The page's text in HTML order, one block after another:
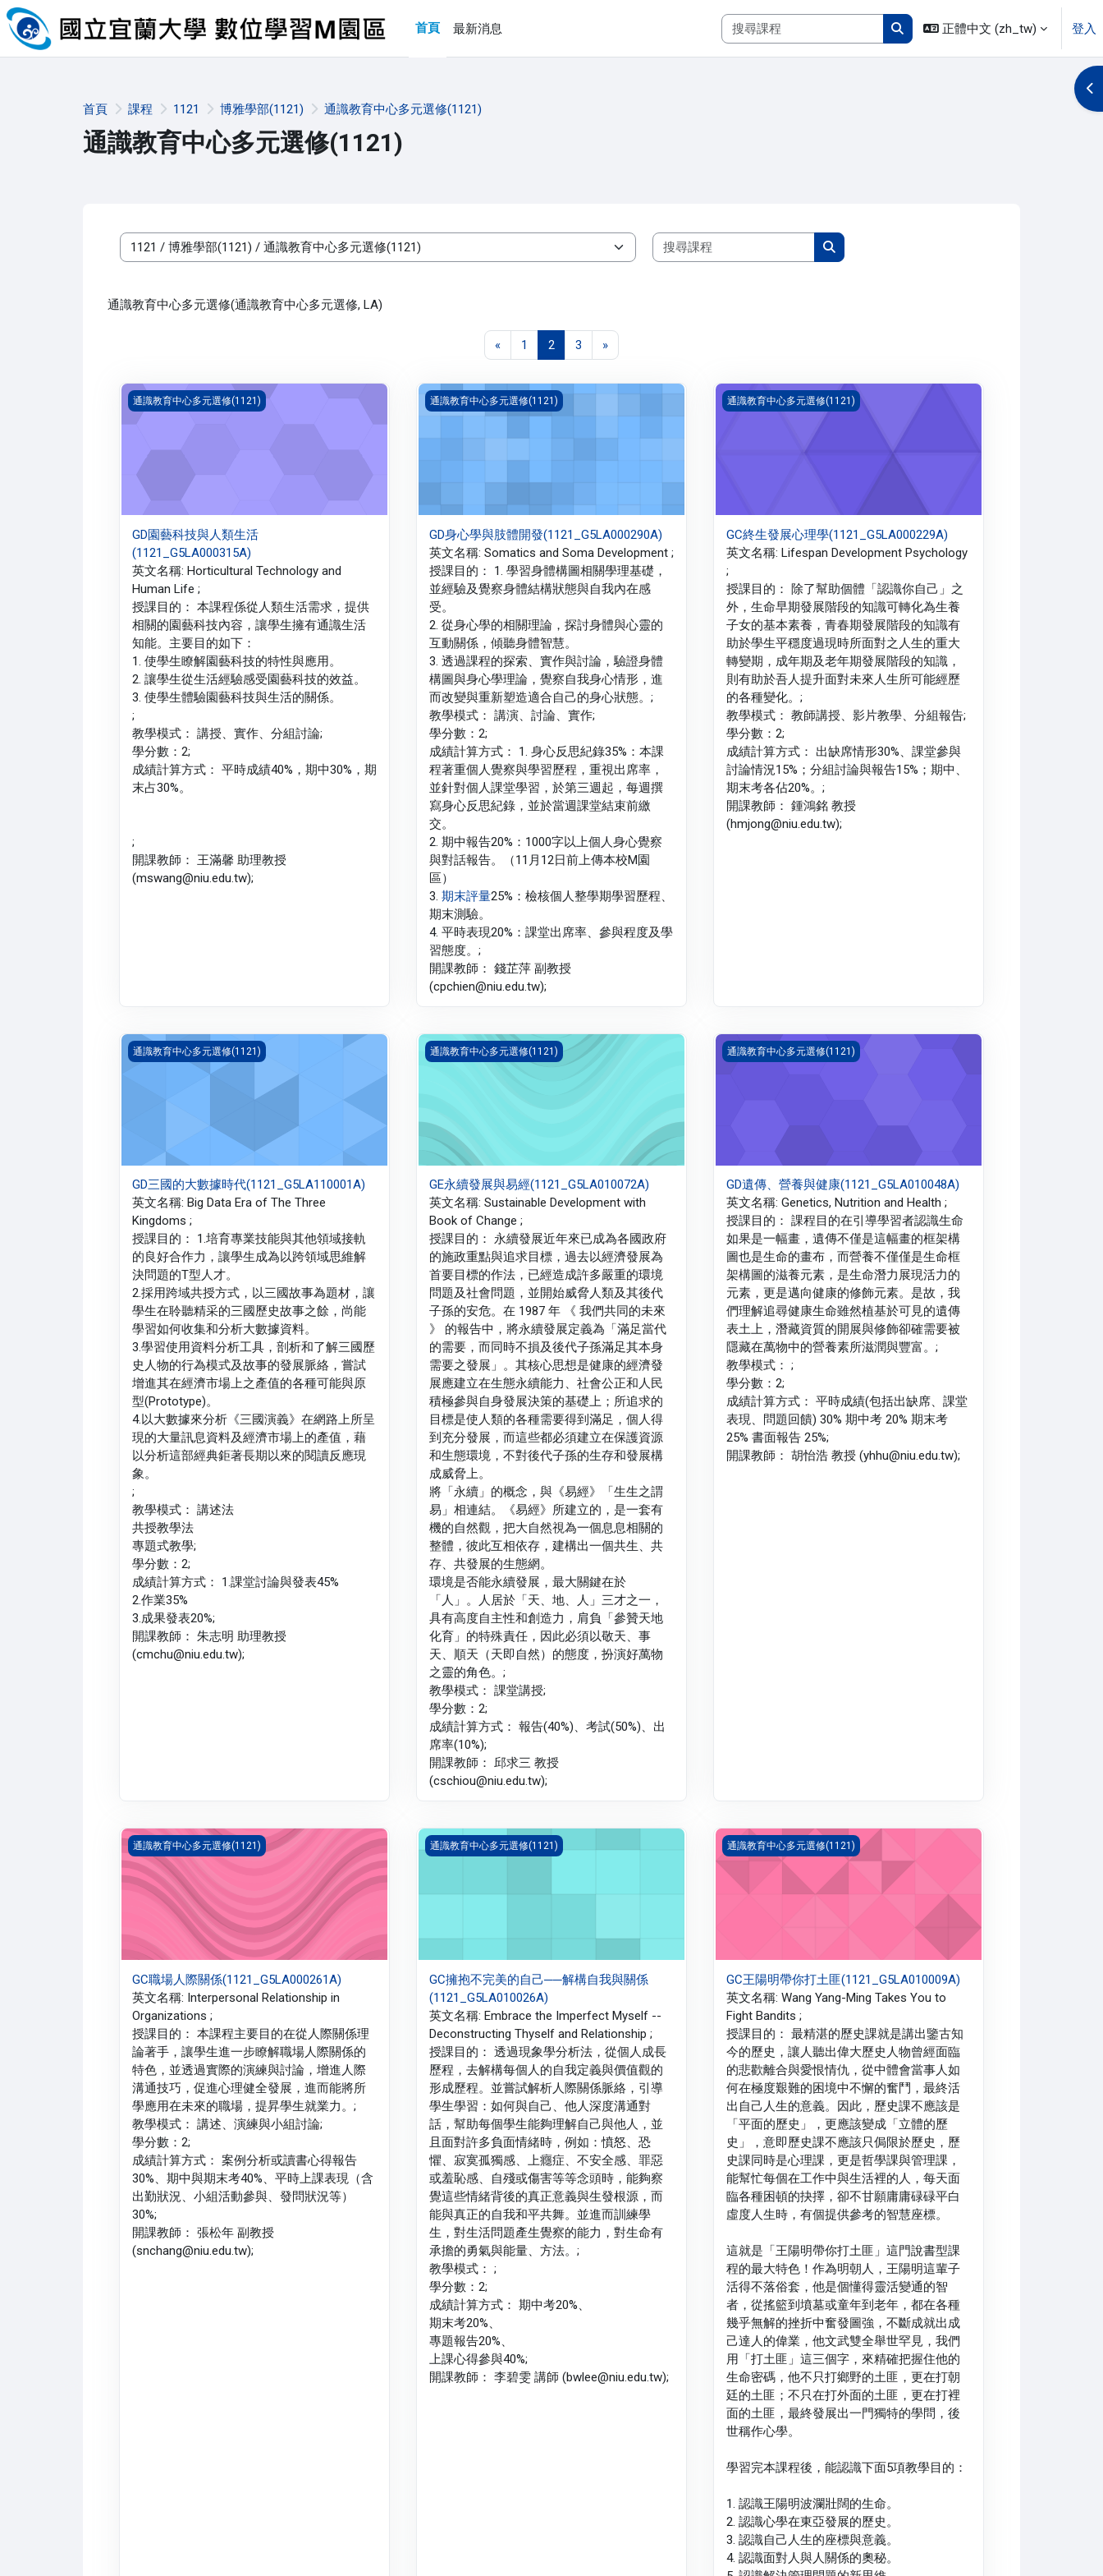
跳至主內容
首頁
最新消息
搜尋課程
搜尋課程
正體中文 ‎(zh_tw)‎ 登入
首頁 課程 1121 博雅學部(1121) 通識教育中心多元選修(1121)
通識教育中心多元選修(1121)
開
課程類別
搜尋課程
搜尋課程
通識教育中心多元選修(通識教育中心多元選修, LA)
«上一頁
1 第 1 頁
2第 2 頁
3第 3 頁
»下一頁
GD園藝科技與人類生活(1121_G5LA000315A)
通識教育中心多元選修(1121)
GD園藝科技與人類生活
(1121_G5LA000315A)
英文名稱: Horticultural Technology and
Human Life ;
授課目的： 本課程係從人類生活需求，提供
相關的園藝科技內容，讓學生擁有通識生活
知能。主要目的如下：
1. 使學生瞭解園藝科技的特性與應用。
2. 讓學生從生活經驗感受園藝科技的效益。
3. 使學生體驗園藝科技與生活的關係。
;
教學模式： 講授、實作、分組討論;
學分數：2;
成績計算方式： 平時成績40%，期中30%，期
末占30%。
;
開課教師： 王滿馨 助理教授
(mswang@niu.edu.tw);
GD身心學與肢體開發(1121_G5LA000290A)
通識教育中心多元選修(1121)
GD身心學與肢體開發(1121_G5LA000290A)
英文名稱: Somatics and Soma Development ;
授課目的： 1. 學習身體構圖相關學理基礎，
並經驗及覺察身體結構狀態與自我內在感
受。
2. 從身心學的相關理論，探討身體與心靈的
互動關係，傾聽身體智慧。
3. 透過課程的探索、實作與討論，驗證身體
構圖與身心學理論，覺察自我身心情形，進
而改變與重新塑造適合自己的身心狀態。;
教學模式： 講演、討論、實作;
學分數：2;
成績計算方式： 1. 身心反思紀錄35%：本課
程著重個人覺察與學習歷程，重視出席率，
並針對個人課堂學習，於第三週起，每週撰
寫身心反思紀錄，並於當週課堂結束前繳
交。
2. 期中報告20%：1000字以上個人身心覺察
與對話報告。（11月12日前上傳本校M園
區）
3. 期末評量25%：檢核個人整學期學習歷程、
期末測驗。
4. 平時表現20%：課堂出席率、參與程度及學
習態度。;
開課教師： 錢芷萍 副教授
(cpchien@niu.edu.tw);
GC終生發展心理學(1121_G5LA000229A)
通識教育中心多元選修(1121)
GC終生發展心理學(1121_G5LA000229A)
英文名稱: Lifespan Development Psychology
;
授課目的： 除了幫助個體「認識你自己」之
外，生命早期發展階段的知識可轉化為生養
子女的基本素養，青春期發展階段的知識有
助於學生平穩度過現時所面對之人生的重大
轉變期，成年期及老年期發展階段的知識，
則有助於吾人提升面對未來人生所可能經歷
的各種變化。;
教學模式： 教師講授、影片教學、分組報告;
學分數：2;
成績計算方式： 出缺席情形30%、課堂參與
討論情況15%；分組討論與報告15%；期中、
期末考各佔20%。;
開課教師： 鍾鴻銘 教授
(hmjong@niu.edu.tw);
GD三國的大數據時代(1121_G5LA110001A)
通識教育中心多元選修(1121)
GD三國的大數據時代(1121_G5LA110001A)
英文名稱: Big Data Era of The Three
Kingdoms ;
授課目的： 1.培育專業技能與其他領域接軌
的良好合作力，讓學生成為以跨領域思維解
決問題的T型人才。
2.採用跨域共授方式，以三國故事為題材，讓
學生在聆聽精采的三國歷史故事之餘，尚能
學習如何收集和分析大數據資料。
3.學習使用資料分析工具，剖析和了解三國歷
史人物的行為模式及故事的發展脈絡，嘗試
增進其在經濟市場上之產值的各種可能與原
型(Prototype)。
4.以大數據來分析《三國演義》在網路上所呈
現的大量訊息資料及經濟市場上的產值，藉
以分析這部經典鉅著長期以來的閱讀反應現
象。
;
教學模式： 講述法
共授教學法
專題式教學;
學分數：2;
成績計算方式： 1.課堂討論與發表45%
2.作業35%
3.成果發表20%;
開課教師： 朱志明 助理教授
(cmchu@niu.edu.tw);
GE永續發展與易經(1121_G5LA010072A)
通識教育中心多元選修(1121)
GE永續發展與易經(1121_G5LA010072A)
英文名稱: Sustainable Development with
Book of Change ;
授課目的： 永續發展近年來已成為各國政府
的施政重點與追求目標，過去以經濟發展為
首要目標的作法，已經造成許多嚴重的環境
問題及社會問題，並開始威脅人類及其後代
子孫的安危。在 1987 年 《 我們共同的未來
》 的報告中，將永續發展定義為「滿足當代
的需要，而同時不損及後代子孫滿足其本身
需要之發展」。其核心思想是健康的經濟發
展應建立在生態永續能力、社會公正和人民
積極參與自身發展決策的基礎上；所追求的
目標是使人類的各種需要得到滿足，個人得
到充分發展，而這些都必須建立在保護資源
和生態環境，不對後代子孫的生存和發展構
成威脅上。
將「永續」的概念，與《易經》「生生之謂
易」相連結。《易經》所建立的，是一套有
機的自然觀，把大自然視為一個息息相關的
整體，彼此互相依存，建構出一個共生、共
存、共發展的生態網。
環境是否能永續發展，最大關鍵在於
「人」。人居於「天、地、人」三才之一，
具有高度自主性和創造力，肩負「參贊天地
化育」的特殊責任，因此必須以敬天、事
天、順天（天即自然）的態度，扮演好萬物
之靈的角色。;
教學模式： 課堂講授;
學分數：2;
成績計算方式： 報告(40%)、考試(50%)、出
席率(10%);
開課教師： 邱求三 教授
(cschiou@niu.edu.tw);
GD遺傳、營養與健康(1121_G5LA010048A)
通識教育中心多元選修(1121)
GD遺傳、營養與健康(1121_G5LA010048A)
英文名稱: Genetics, Nutrition and Health ;
授課目的： 課程目的在引導學習者認識生命
如果是一幅畫，遺傳不僅是這幅畫的框架構
圖也是生命的畫布，而營養不僅僅是生命框
架構圖的滋養元素，是生命潛力展現活力的
元素，更是邁向健康的修飾元素。是故，我
們理解追尋健康生命雖然植基於可見的遺傳
表土上，潛藏資質的開展與修飾卻確需要被
隱藏在萬物中的營養素所滋潤與豐富。;
教學模式： ;
學分數：2;
成績計算方式： 平時成績(包括出缺席、課堂
表現、問題回饋) 30% 期中考 20% 期末考
25% 書面報告 25%;
開課教師： 胡怡浩 教授 (yhhu@niu.edu.tw);
GC職場人際關係(1121_G5LA000261A)
通識教育中心多元選修(1121)
GC職場人際關係(1121_G5LA000261A)
英文名稱: Interpersonal Relationship in
Organizations ;
授課目的： 本課程主要目的在從人際關係理
論著手，讓學生進一步瞭解職場人際關係的
特色，並透過實際的演練與討論，增進人際
溝通技巧，促進心理健全發展，進而能將所
學應用在未來的職場，提昇學生就業力。;
教學模式： 講述、演練與小組討論;
學分數：2;
成績計算方式： 案例分析或讀書心得報告
30%、期中與期末考40%、平時上課表現（含
出勤狀況、小組活動參與、發問狀況等）
30%;
開課教師： 張松年 副教授
(snchang@niu.edu.tw);
GC擁抱不完美的自己──解構自我與關係(1121_G5LA010026A)
通識教育中心多元選修(1121)
GC擁抱不完美的自己──解構自我與關係
(1121_G5LA010026A)
英文名稱: Embrace the Imperfect Myself --
Deconstructing Thyself and Relationship ;
授課目的： 透過現象學分析法，從個人成長
歷程，去解構每個人的自我定義與價值觀的
形成歷程。並嘗試解析人際關係脈絡，引導
學生學習：如何與自己、他人深度溝通對
話，幫助每個學生能夠理解自己與他人，並
且面對許多負面情緒時，例如：憤怒、恐
懼、寂寞孤獨感、上癮症、不安全感、罪惡
或羞恥感、自殘或傷害等等念頭時，能夠察
覺這些情緒背後的真正意義與生發根源，而
能與真正的自我和平共舞。並進而訓練學
生，對生活問題產生覺察的能力，對生命有
承擔的勇氣與能量、方法。;
教學模式： ;
學分數：2;
成績計算方式： 期中考20%、
期末考20%、
專題報告20%、
上課心得參與40%;
開課教師： 李碧雯 講師 (bwlee@niu.edu.tw);
GC王陽明帶你打土匪(1121_G5LA010009A)
通識教育中心多元選修(1121)
GC王陽明帶你打土匪(1121_G5LA010009A)
英文名稱: Wang Yang-Ming Takes You to
Fight Bandits ;
授課目的： 最精湛的歷史課就是講出鑒古知
今的歷史，讓人聽出偉大歷史人物曾經面臨
的悲歡離合與愛恨情仇，從中體會當事人如
何在極度艱難的困境中不懈的奮鬥，最終活
出自己人生的意義。因此，歷史課不應該是
「平面的歷史」，更應該變成「立體的歷
史」，意即歷史課不應該只侷限於歷史，歷
史課同時是心理課，更是哲學課與管理課，
能幫忙每個在工作中與生活裡的人，每天面
臨各種困頓的抉擇，卻不甘願庸庸碌碌平白
虛度人生時，有個提供參考的智慧座標。
這就是「王陽明帶你打土匪」這門說書型課
程的最大特色！作為明朝人，王陽明這輩子
活得不落俗套，他是個懂得靈活變通的智
者，從搖籃到墳墓或童年到老年，都在各種
幾乎無解的挫折中奮發圖強，不斷成就出成
己達人的偉業，他文武雙全舉世罕見，我們
用「打土匪」這三個字，來精確把握住他的
生命密碼，他不只打鄉野的土匪，更在打朝
廷的土匪；不只在打外面的土匪，更在打裡
面的土匪，最終發展出一門獨特的學問，後
世稱作心學。
學習完本課程後，能認識下面5項教學目的：
1. 認識王陽明波瀾壯闊的生命。
2. 認識心學在東亞發展的歷史。
3. 認識自己人生的座標與意義。
4. 認識面對人與人關係的奧秘。